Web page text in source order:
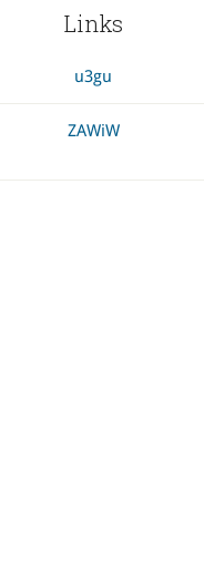
Links
u3gu
ZAWiW